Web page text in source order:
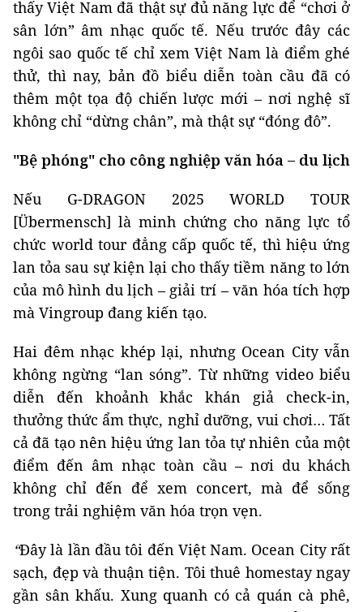
thấy Việt Nam đã thật sự đủ năng lực để “chơi ở
sân lớn” âm nhạc quốc tế. Nếu trước đây các
ngôi sao quốc tế chỉ xem Việt Nam là điểm ghé
thử, thì nay, bản đồ biểu diễn toàn cầu đã có
thêm một tọa độ chiến lược mới – nơi nghệ sĩ
không chỉ “dừng chân”, mà thật sự “đóng đô”.
"Bệ phóng" cho công nghiệp văn hóa – du lịch
Nếu G-DRAGON 2025 WORLD TOUR
[Übermensch] là minh chứng cho năng lực tổ
chức world tour đẳng cấp quốc tế, thì hiệu ứng
lan tỏa sau sự kiện lại cho thấy tiềm năng to lớn
của mô hình du lịch – giải trí – văn hóa tích hợp
mà Vingroup đang kiến tạo.
Hai đêm nhạc khép lại, nhưng Ocean City vẫn
không ngừng “lan sóng”. Từ những video biểu
diễn đến khoảnh khắc khán giả check-in,
thưởng thức ẩm thực, nghỉ dưỡng, vui chơi… Tất
cả đã tạo nên hiệu ứng lan tỏa tự nhiên của một
điểm đến âm nhạc toàn cầu – nơi du khách
không chỉ đến để xem concert, mà để sống
trong trải nghiệm văn hóa trọn vẹn.
“Đây là lần đầu tôi đến Việt Nam. Ocean City rất
sạch, đẹp và thuận tiện. Tôi thuê homestay ngay
gần sân khấu. Xung quanh có cả quán cà phê,